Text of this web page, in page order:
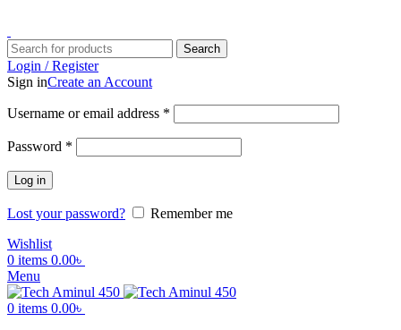
Search
Login / Register
Sign inCreate an Account
Username or email address *
Password *
Log in
Lost your password?
Remember me
Wishlist
0 items 0.00৳
Menu
0 items 0.00৳